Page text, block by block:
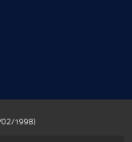
02/1998)